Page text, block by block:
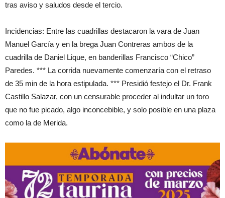
tras aviso y saludos desde el tercio.
Incidencias: Entre las cuadrillas destacaron la vara de Juan
Manuel García y en la brega Juan Contreras ambos de la
cuadrilla de Daniel Lique, en banderillas Francisco “Chico”
Paredes. *** La corrida nuevamente comenzaría con el retraso
de 35 min de la hora estipulada. *** Presidió festejo el Dr. Frank
Castillo Salazar, con un censurable proceder al indultar un toro
que no fue picado, algo inconcebible, y solo posible en una plaza
como la de Merida.